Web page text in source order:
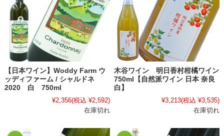
【日本ワイン】Woddy Farm ウ
ッディファーム / シャルドネ
2020 白 750ml
¥2,356(税込 ¥2,592)
在庫切れ
木谷ワイン 明日香村柑橘ワイン
750ml【自然派ワイン 日本 奈良
白】
¥3,213(税込 ¥3,535)
在庫切れ